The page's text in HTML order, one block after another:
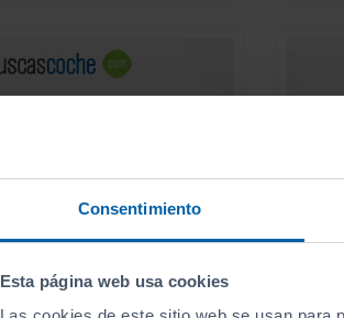
Consentimiento
Esta página web usa cookies